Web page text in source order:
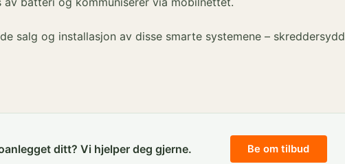
salg og installasjon av disse smarte systemene – skreddersydd
ditt? Vi hjelper deg gjerne. Be om tilbud